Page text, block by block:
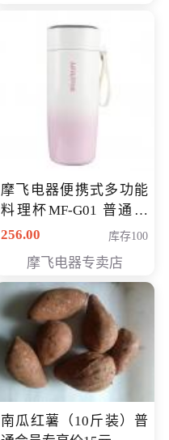
摩飞电器便携式多功能
料理杯MF-G01 普通会
员专享价格118元
256.00 库存100
摩飞电器专卖店
南瓜红薯（10斤装）普